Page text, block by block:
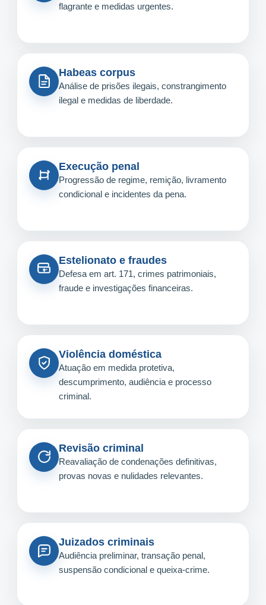
flagrante e medidas urgentes.
Habeas corpus
Análise de prisões ilegais, constrangimento
ilegal e medidas de liberdade.
Execução penal
Progressão de regime, remição, livramento
condicional e incidentes da pena.
Estelionato e fraudes
Defesa em art. 171, crimes patrimoniais,
fraude e investigações financeiras.
Violência doméstica
Atuação em medida protetiva,
descumprimento, audiência e processo
criminal.
Revisão criminal
Reavaliação de condenações definitivas,
provas novas e nulidades relevantes.
Juizados criminais
Audiência preliminar, transação penal,
suspensão condicional e queixa-crime.